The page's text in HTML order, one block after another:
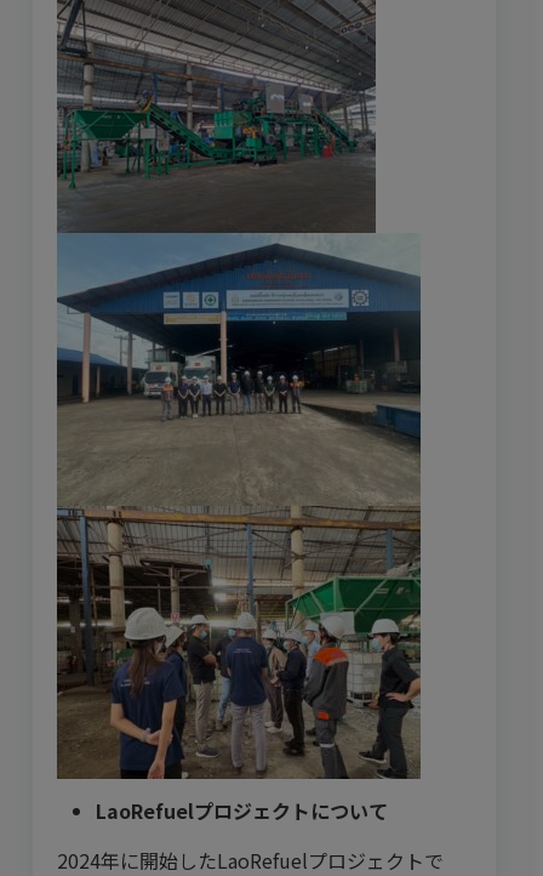
LaoRefuelプロジェクトについて
2024年に開始したLaoRefuelプロジェクトで